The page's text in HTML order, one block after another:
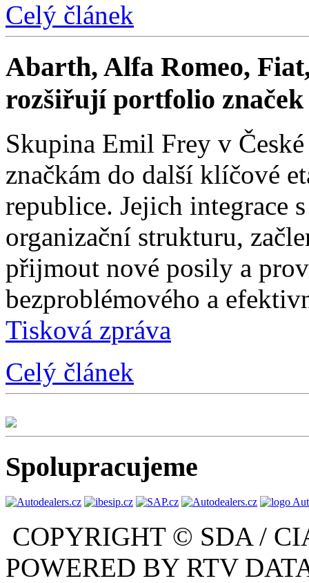
Celý článek
Abarth, Alfa Romeo,
rozšiřují portfolio
Skupina Emil Frey v
značkám do další klíčové
republice. Jejich integrace
organizační strukturu,
přijmout nové posily a
bezproblémového a
Tisková zpráva
Celý článek
Spolupracujeme
COPYRIGHT © SDA /
POWERED BY RTV